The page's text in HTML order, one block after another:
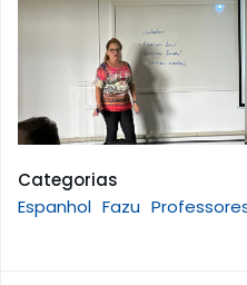
Categorias
Espanhol Fazu